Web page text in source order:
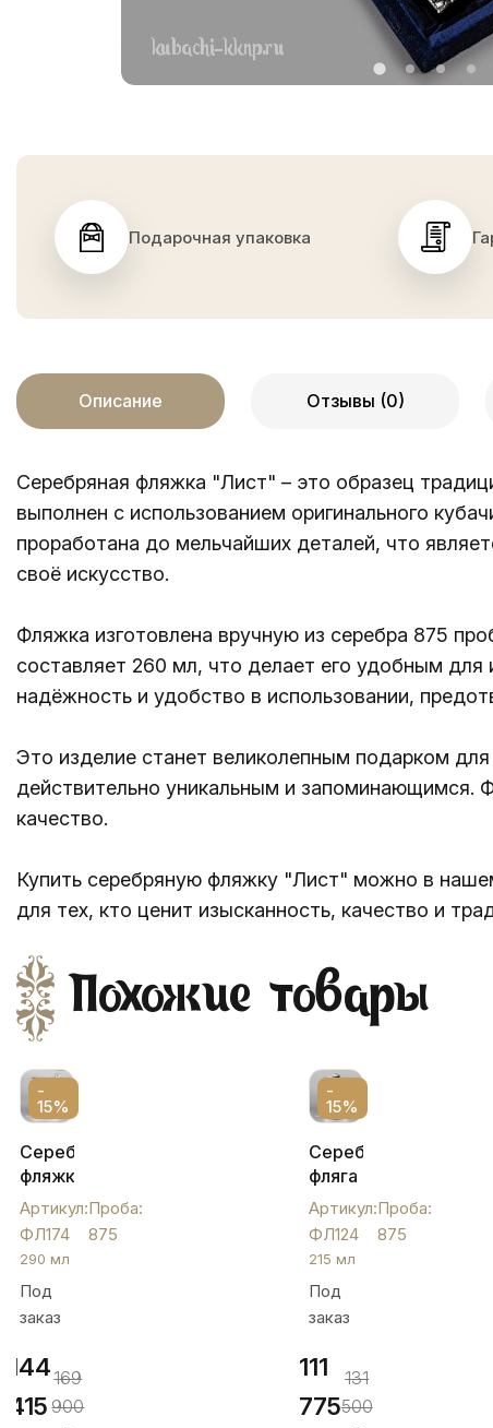
Подарочная упаковка
Описание Отзывы (0)
Серебряная фляжка "Лист" – это образец
выполнен с использованием оригинального
проработана до мельчайших деталей, что
своё искусство.
Фляжка изготовлена вручную из серебра 875
составляет 260 мл, что делает его удобным для
надёжность и удобство в использовании,
Это изделие станет великолепным подарком
действительно уникальным и запоминающимся.
качество.
Купить серебряную фляжку "Лист" можно в
для тех, кто ценит изысканность, качество и
Похожие товары
-
15%
Серебряная
фляжка
"Наследие"
ФЛ174
Артикул:
ФЛ174
Проба:
875
290 мл
Под
заказ
144
415
169
900
-
15%
Серебряная
фляга
с
откидной
крышкой,
ФЛ124
Артикул:
ФЛ124
Проба:
875
215 мл
Под
заказ
111
775
131
500